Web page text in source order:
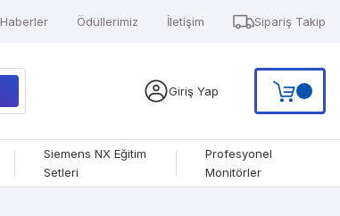
Haberler Ödüllerimiz İletişim Sipariş Takip
Giriş Yap
Siemens NX Eğitim
Setleri
Profesyonel
Monitörler